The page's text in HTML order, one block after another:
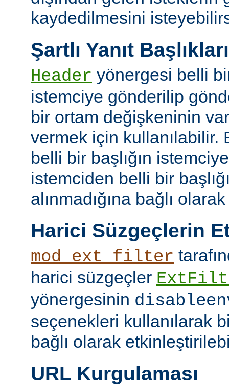
kaydedilmesini
Şartlı Yanıt Başlıkları
Header yönergesi belli bir
istemciye gönderilip
bir ortam değişkeninin
vermek için kullanılabilir.
belli bir başlığın
istemciden belli bir
alınmadığına bağlı
Harici Süzgeçlerin
mod_ext_filter
harici süzgeçler
yönergesinin
seçenekleri kullanılarak
bağlı olarak
URL Kurgulaması